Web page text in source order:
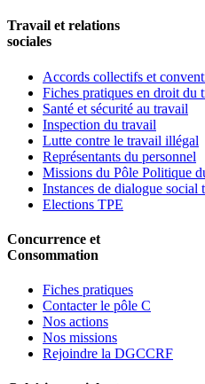
Travail et relations
sociales
Accords collectifs et
Fiches pratiques en droit du
Santé et sécurité au travail
Inspection du travail
Lutte contre le travail illégal
Représentants du personnel
Missions du Pôle Politique
Instances de dialogue social
Elections TPE
Concurrence et
Consommation
Fiches pratiques
Contacter le pôle C
Nos actions
Nos missions
Rejoindre la DGCCRF